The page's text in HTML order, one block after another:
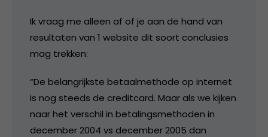
Ik vraag me alleen af of je aan de hand van
resultaten van 1 website dit soort conclusies
mag trekken:
“De belangrijkste betaalmethode op internet
is nog steeds de creditcard. Maar als we kijken
naar het verschil in betalingsmethoden in
december 2004 vs december 2005 dan